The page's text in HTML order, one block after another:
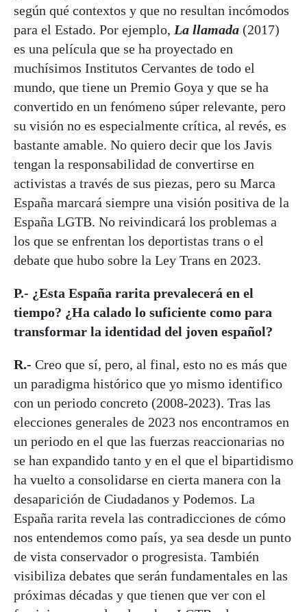
según qué contextos y que no resultan incómodos
para el Estado. Por ejemplo, La llamada (2017)
es una película que se ha proyectado en
muchísimos Institutos Cervantes de todo el
mundo, que tiene un Premio Goya y que se ha
convertido en un fenómeno súper relevante, pero
su visión no es especialmente crítica, al revés, es
bastante amable. No quiero decir que los Javis
tengan la responsabilidad de convertirse en
activistas a través de sus piezas, pero su Marca
España marcará siempre una visión positiva de la
España LGTB. No reivindicará los problemas a
los que se enfrentan los deportistas trans o el
debate que hubo sobre la Ley Trans en 2023.
P.- ¿Esta España rarita prevalecerá en el
tiempo? ¿Ha calado lo suficiente como para
transformar la identidad del joven español?
R.- Creo que sí, pero, al final, esto no es más que
un paradigma histórico que yo mismo identifico
con un periodo concreto (2008-2023). Tras las
elecciones generales de 2023 nos encontramos en
un periodo en el que las fuerzas reaccionarias no
se han expandido tanto y en el que el bipartidismo
ha vuelto a consolidarse en cierta manera con la
desaparición de Ciudadanos y Podemos. La
España rarita revela las contradicciones de cómo
nos entendemos como país, ya sea desde un punto
de vista conservador o progresista. También
visibiliza debates que serán fundamentales en las
próximas décadas y que tienen que ver con el